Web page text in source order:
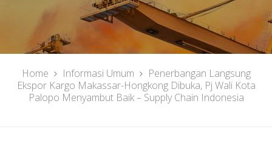
Home Informasi Umum
Penerbangan Langsung
Ekspor Kargo Makassar-Hongkong Dibuka, Pj Wali Kota
Palopo Menyambut Baik – Supply Chain Indonesia